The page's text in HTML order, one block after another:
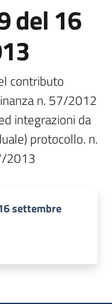
del 16
contributo
n. 57/2012
integrazioni da
protocollo. n.
2013
settembre